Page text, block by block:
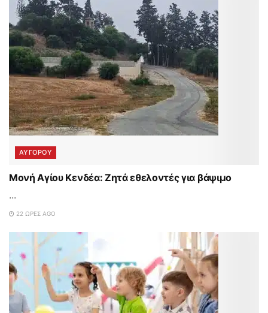
ΑΥΓΟΡΟΥ
Μονή Αγίου Κενδέα: Ζητά εθελοντές για βάψιμο
...
22 ΏΡΕΣ AGO